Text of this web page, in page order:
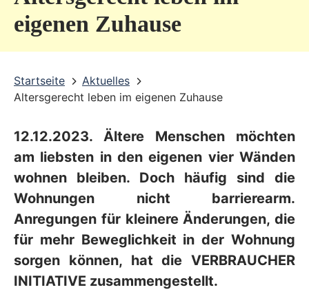
eigenen Zuhause
Startseite
Aktuelles
Altersgerecht leben im eigenen Zuhause
12.12.2023. Ältere Menschen möchten
am liebsten in den eigenen vier Wänden
wohnen bleiben. Doch häufig sind die
Wohnungen nicht barrierearm.
Anregungen für kleinere Änderungen, die
für mehr Beweglichkeit in der Wohnung
sorgen können, hat die VERBRAUCHER
INITIATIVE zusammengestellt.